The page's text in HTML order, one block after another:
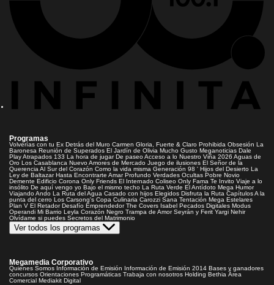
Programas
Volverías con tu Ex Detrás del Muro Carmen Gloria, Fuerte & Claro Prohibida Obsesión La
Baronesa Reunión de Superados El Jardín de Olivia Mucho Gusto Meganoticias Dale
PlayAtrapados 133 La hora de jugar De paseoAcceso a lo Nuestro Viña 2026 Aguas de
Oro Los Casablanca Nuevo Amores de Mercado Juego de ilusiones El Señor de la
Querencia Al Sur del Corazón Como la vida misma Generación 98 ' Hijos del Desierto La
Ley de Baltazar Hasta Encontrarte Amar Profundo Verdades Ocultas Pobre Novio
Demente Edificio Corona Only Friends El Internado Coliseo Only Fama Te Invito Viaje a lo
insólito De aquí vengo yo Bajo el mismo techo La Ruta Verde El Antídoto Mega Humor
Viajando Ando La Ruta del Agua Casado con hijos Elegidos Disfruta la Ruta CapítulosA la
punta del cerro Los Carsong's Copa Culinaria Carozzi Sana Tentación Mega Estelares
Plan V El Retador Desafío Emprendedor The Covers Isabel Pecados Digitales Modus
Operandi Mi Barrio Leyla Corazón Negro Trampa de Amor Seyrán y Ferit Yargi Nehir
Olvídame si puedes Secretos del Matrimonio
Ver todos los programas
Megamedia Corporativo
Quienes Somos Información de Emisión Información de Emisión 2014 Bases y ganadores
concursos Orientaciones Programáticas Trabaja con nosotros Holding Bethia Área
Comercial Mediakit Digital